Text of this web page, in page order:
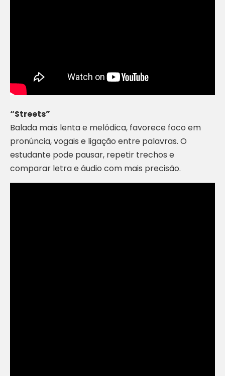
“Streets”
Balada mais lenta e melódica, favorece foco em
pronúncia, vogais e ligação entre palavras. O
estudante pode pausar, repetir trechos e
comparar letra e áudio com mais precisão.